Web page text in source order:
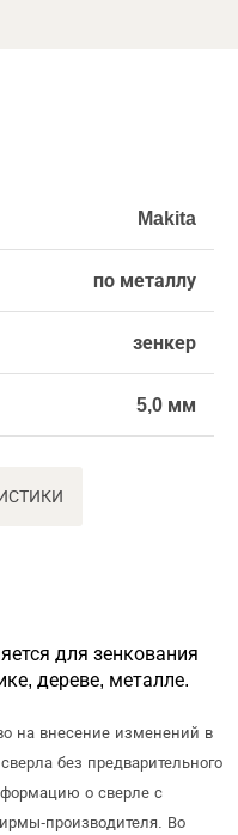
Makita
по металлу
зенкер
5,0 мм
для зенкования
дереве, металле.
на внесение изменений в
без предварительного
о сверле с
производителя. Во